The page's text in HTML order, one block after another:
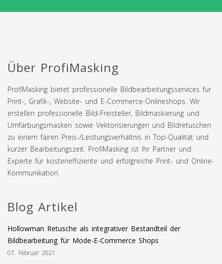
Über ProfiMasking
ProfiMasking bietet professionelle Bildbearbeitungsservices für
Print-, Grafik-, Website- und E-Commerce-Onlineshops. Wir
erstellen professionelle Bild-Freisteller, Bildmaskierung und
Umfärbungsmasken sowie Vektorisierungen und Bildretuschen
zu einem fairen Preis-/Leistungsverhältnis in Top-Qualität und
kurzer Bearbeitungszeit. ProfiMasking ist Ihr Partner und
Experte für kosteneffiziente und erfolgreiche Print- und Online-
Kommunikation.
Blog Artikel
Hollowman Retusche als integrativer Bestandteil der
Bildbearbeitung für Mode-E-Commerce Shops
07. Februar 2021